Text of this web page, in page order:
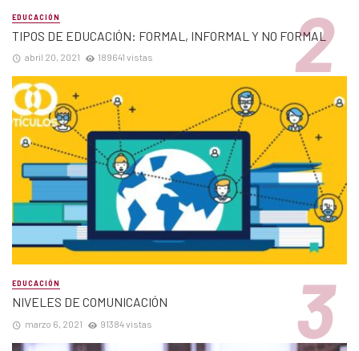
EDUCACIÓN
TIPOS DE EDUCACIÓN: FORMAL, INFORMAL Y NO FORMAL
abril 20, 2021 189641 vistas
EDUCACIÓN
NIVELES DE COMUNICACIÓN
marzo 6, 2021 91384 vistas